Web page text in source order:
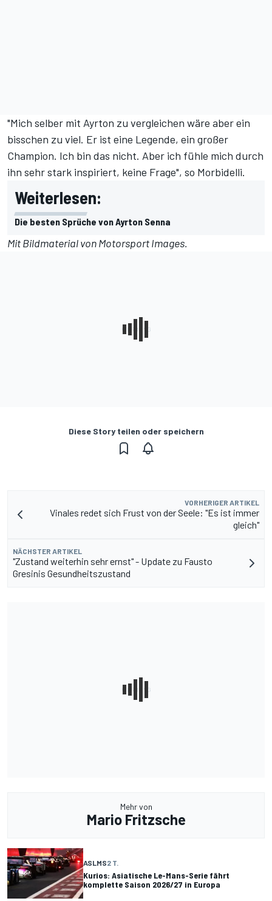
"Mich selber mit Ayrton zu vergleichen wäre aber ein
bisschen zu viel. Er ist eine Legende, ein großer
Champion. Ich bin das nicht. Aber ich fühle mich durch
ihn sehr stark inspiriert, keine Frage", so Morbidelli.
Weiterlesen:
Die besten Sprüche von Ayrton Senna
Mit Bildmaterial vonMotorsport Images.
Diese Story teilen oder speichern
VORHERIGER ARTIKEL
Vinales redet sich Frust von der Seele: "Es ist immer
gleich"
NÄCHSTER ARTIKEL
"Zustand weiterhin sehr ernst" - Update zu Fausto
Gresinis Gesundheitszustand
Mehr von
Mario Fritzsche
ASLMS2 T.
Kurios: Asiatische Le-Mans-Serie fährt
komplette Saison 2026/27 in Europa